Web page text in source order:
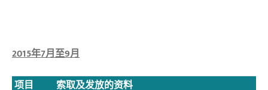
2015年7月至9月
项目
索取及发放的资料